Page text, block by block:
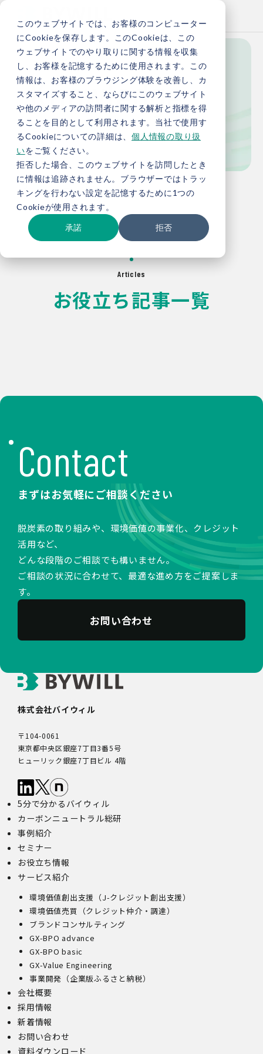
このウェブサイトでは、お客様のコンピューター
にCookieを保存します。このCookieは、この
ウェブサイトでのやり取りに関する情報を収集
し、お客様を記憶するために使用されます。この
情報は、お客様のブラウジング体験を改善し、カ
スタマイズすること、ならびにこのウェブサイト
や他のメディアの訪問者に関する解析と指標を得
ることを目的として利用されます。当社で使用す
るCookieについての詳細は、 個人情報の取り扱
いをご覧ください。
拒否した場合、このウェブサイトを訪問したとき
に情報は追跡されません。ブラウザーではトラッ
キングを行わない設定を記憶するために1つの
Cookieが使用されます。
承諾 拒否
Knowledge
お役立ち情報
TOP お役立ち情報
Articles
お役立ち記事一覧
Contact
まずはお気軽にご相談ください
脱炭素の取り組みや、環境価値の事業化、クレジット
活用など、
どんな段階のご相談でも構いません。
ご相談の状況に合わせて、最適な進め方をご提案しま
す。
お問い合わせ
株式会社バイウィル
〒104-0061
東京都中央区銀座7丁目3番5号
ヒューリック銀座7丁目ビル 4階
5分で分かるバイウィル
カーボンニュートラル総研
事例紹介
セミナー
お役立ち情報
サービス紹介
環境価値創出支援（J-クレジット創出支援）
環境価値売買（クレジット仲介・調達）
ブランドコンサルティング
GX-BPO advance
GX-BPO basic
GX-Value Engineering
事業開発（企業版ふるさと納税）
会社概要
採用情報
新着情報
お問い合わせ
資料ダウンロード